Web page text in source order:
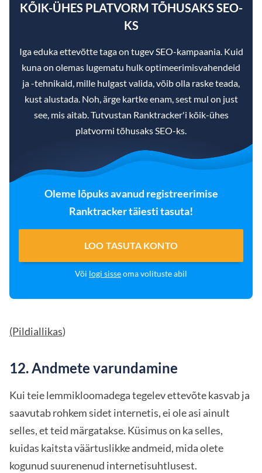
KÕIK-ÜHES PLATVORM TÕHUSAKS SEO-
KS
Iga eduka ettevõtte taga on tugev SEO-kampaania. Kuid
kuna on olemas lugematu hulk optimeerimisvahendeid
ja -tehnikaid, mille hulgast valida, võib olla raske teada,
kust alustada. Noh, ärge kartke enam, sest mul on just
see, mis aitab. Tutvustan Ranktracker'i kõik-ühes
platvormi tõhusaks SEO-ks.
Oleme lõpuks avanud registreerimise
Ranktracker täiesti tasuta!
LOO TASUTA KONTO
Või logi sisseoma volituste abil
(Pildiallikas)
12. Andmete varundamine
Kui teie lemmikloomadega tegelev ettevõte kasvab ja
saavutab rohkem sidet internetis, ei ole asi ainult
selles, et teid märgatakse. Küsimus on ka selles,
kuidas kaitsta väärtuslikke andmeid, mida olete
kogunud suurenenud internetisuhtlusest.